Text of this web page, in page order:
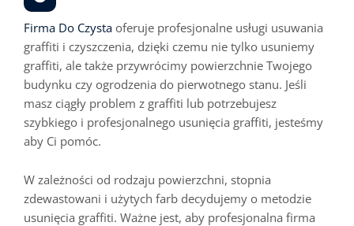
Firma Do Czysta oferuje profesjonalne usługi usuwania
graffiti i czyszczenia, dzięki czemu nie tylko usuniemy
graffiti, ale także przywrócimy powierzchnie Twojego
budynku czy ogrodzenia do pierwotnego stanu. Jeśli
masz ciągły problem z graffiti lub potrzebujesz
szybkiego i profesjonalnego usunięcia graffiti, jesteśmy
aby Ci pomóc.
W zależności od rodzaju powierzchni, stopnia
zdewastowani i użytych farb decydujemy o metodzie
usunięcia graffiti. Ważne jest, aby profesjonalna firma